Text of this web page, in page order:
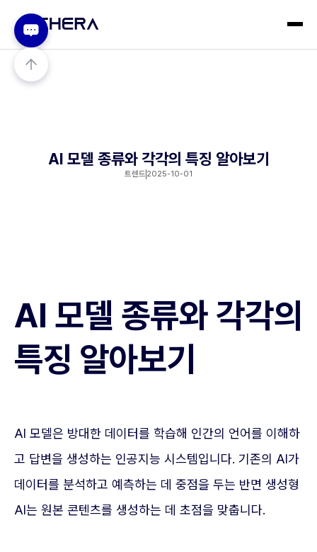
AI 모델 종류와 각각의 특징 알아보기
트렌드 2025-10-01
AI 모델 종류와 각각의
특징 알아보기
AI 모델은 방대한 데이터를 학습해 인간의 언어를 이해하
고 답변을 생성하는 인공지능 시스템입니다. 기존의 AI가
데이터를 분석하고 예측하는 데 중점을 두는 반면 생성형
AI는 원본 콘텐츠를 생성하는 데 초점을 맞춥니다.